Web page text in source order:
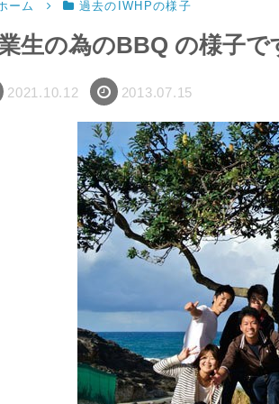
ーム 過去のIWHPの様子
生の為のBBQ の様子で
2021.10.12 2013.07.15